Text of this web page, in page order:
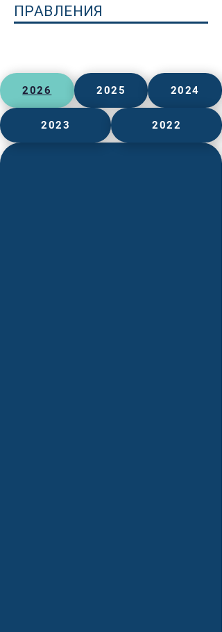
ПРАВЛЕНИЯ
2026 2025 2024
2023 2022